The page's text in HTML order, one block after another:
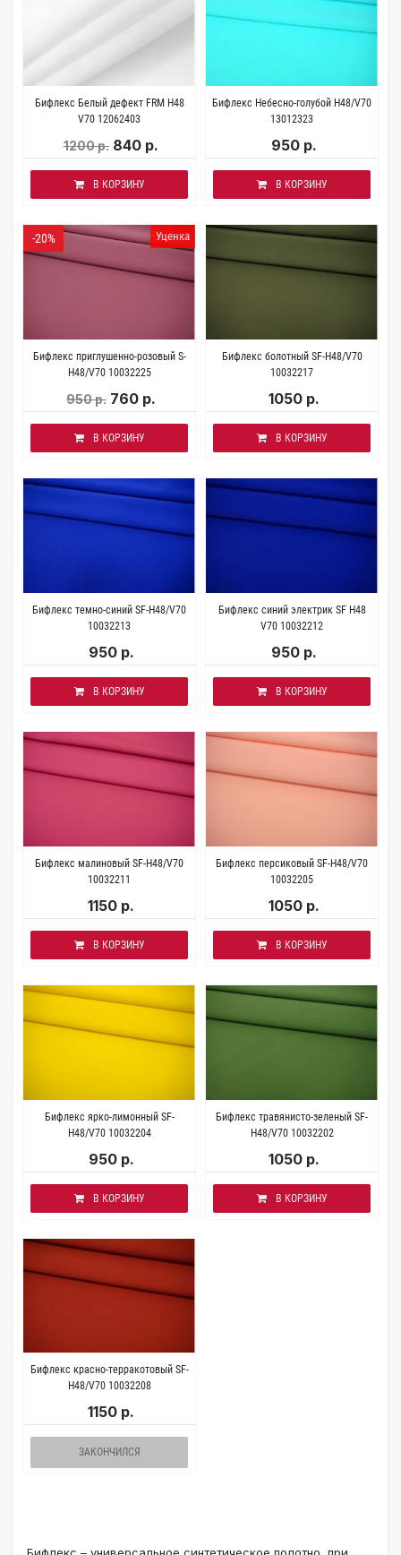
Бифлекс Белый дефект FRM Н48
V70 12062403
1200 р. 840 р.
В КОРЗИНУ
Бифлекс Небесно-голубой H48/V70
13012323
950 р.
В КОРЗИНУ
Уценка
-20%
Бифлекс приглушенно-розовый S-
H48/V70 10032225
950 р. 760 р.
В КОРЗИНУ
Бифлекс болотный SF-H48/V70
10032217
1050 р.
В КОРЗИНУ
Бифлекс темно-синий SF-H48/V70
10032213
950 р.
В КОРЗИНУ
Бифлекс синий электрик SF H48
V70 10032212
950 р.
В КОРЗИНУ
Бифлекс малиновый SF-H48/V70
10032211
1150 р.
В КОРЗИНУ
Бифлекс персиковый SF-H48/V70
10032205
1050 р.
В КОРЗИНУ
Бифлекс ярко-лимонный SF-
H48/V70 10032204
950 р.
В КОРЗИНУ
Бифлекс травянисто-зеленый SF-
H48/V70 10032202
1050 р.
В КОРЗИНУ
Бифлекс красно-терракотовый SF-
H48/V70 10032208
1150 р.
ЗАКОНЧИЛСЯ